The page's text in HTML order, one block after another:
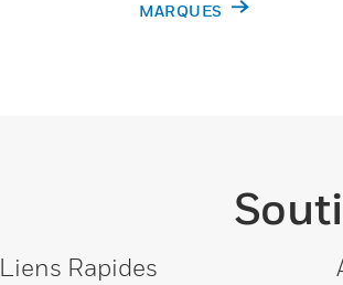
MARQUES
Liens Rapides